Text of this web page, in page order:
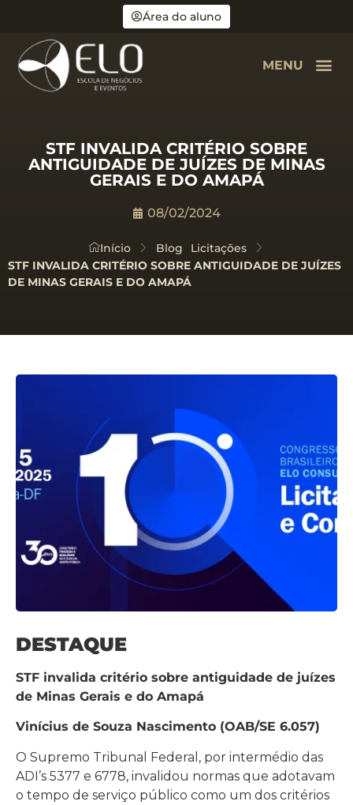
Área do aluno
MENU
STF INVALIDA CRITÉRIO SOBRE
ANTIGUIDADE DE JUÍZES DE MINAS
GERAIS E DO AMAPÁ
08/02/2024
Início Blog
Licitações
STF INVALIDA CRITÉRIO SOBRE ANTIGUIDADE DE JUÍZES
DE MINAS GERAIS E DO AMAPÁ
DESTAQUE
STF invalida critério sobre antiguidade de juízes
de Minas Gerais e do Amapá
Vinícius de Souza Nascimento (OAB/SE 6.057)
O Supremo Tribunal Federal, por intermédio das
ADI’s 5377 e 6778, invalidou normas que adotavam
o tempo de serviço público como um dos critérios